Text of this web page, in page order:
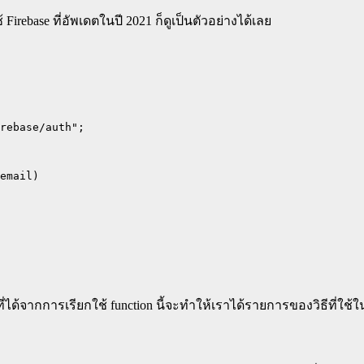
ที่อัพเดตในปี 2021 ก็ดูเป็นตัวอย่างได้เลย
auth";
ด้จากการเรียกใช้ function นี้จะทำให้เราได้รายการของวิธีที่ใช้ใ